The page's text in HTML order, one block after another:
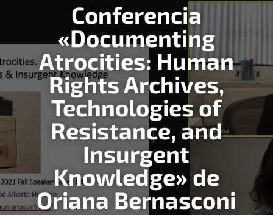
Conferencia
«Documenting
Atrocities: Human
Rights Archives,
Technologies of
Resistance, and
Insurgent
Knowledge» de
Oriana Bernasconi